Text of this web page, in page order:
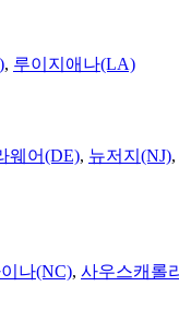
, 루이지애나(LA)
웨어(DE), 뉴저지(NJ),
나(NC), 사우스캐롤